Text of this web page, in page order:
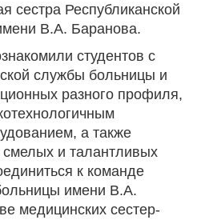
сестра Республиканской
В.А. Баранова.
студентов с
службы больницы и
разного профиля,
а также
и талантливых
к команде
имени В.А.
медицинских сестер-